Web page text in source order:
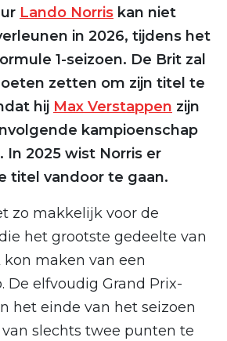
Lando Norris kan niet
in 2026, tijdens het
1-seizoen. De Brit zal
zetten om zijn titel te
hij Max Verstappen zijn
kampioenschap
2025 wist Norris er
titel vandoor te gaan.
zo makkelijk voor de
het grootste gedeelte van
maken van een
De elfvoudig Grand Prix-
het einde van het seizoen
slechts twee punten te